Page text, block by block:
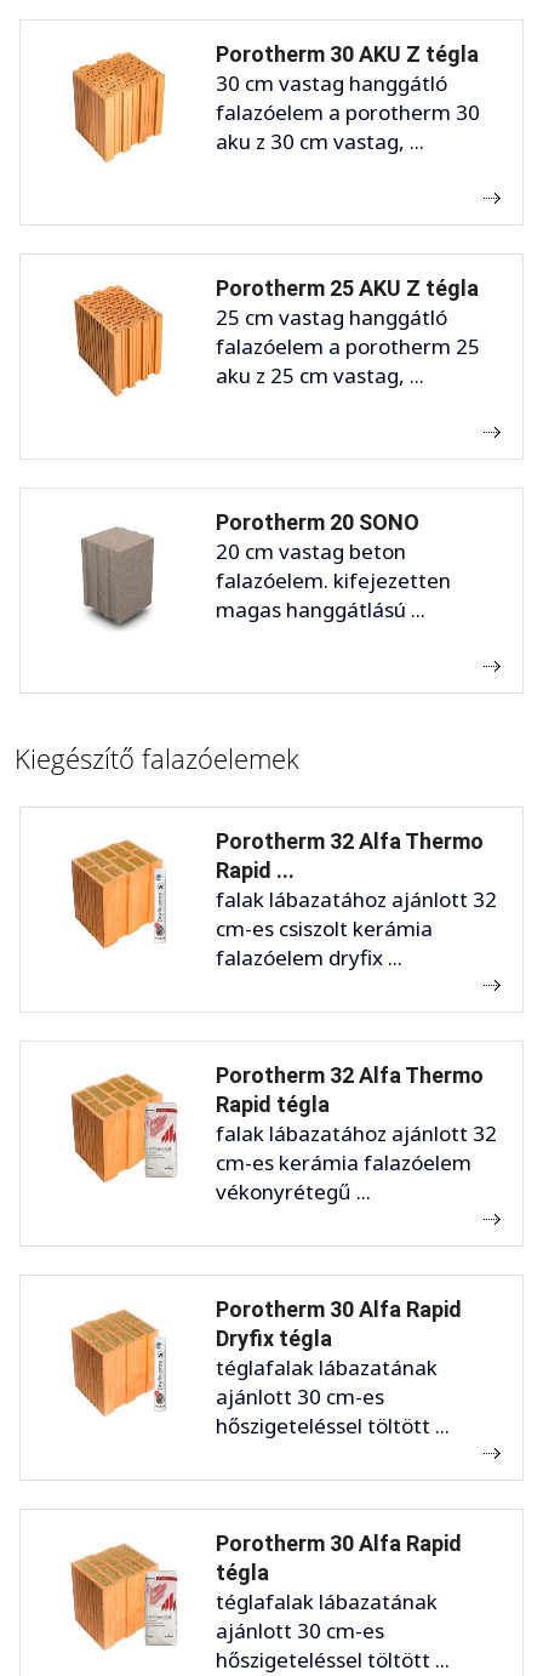
Porotherm 30 AKU Z tégla
30 cm vastag hanggátló
falazóelem a porotherm 30
aku z 30 cm vastag, ...
Porotherm 25 AKU Z tégla
25 cm vastag hanggátló
falazóelem a porotherm 25
aku z 25 cm vastag, ...
Porotherm 20 SONO
20 cm vastag beton
falazóelem. kifejezetten
magas hanggátlású ...
Kiegészítő falazóelemek
Porotherm 32 Alfa Thermo
Rapid ...
falak lábazatához ajánlott 32
cm-es csiszolt kerámia
falazóelem dryfix ...
Porotherm 32 Alfa Thermo
Rapid tégla
falak lábazatához ajánlott 32
cm-es kerámia falazóelem
vékonyrétegű ...
Porotherm 30 Alfa Rapid
Dryfix tégla
téglafalak lábazatának
ajánlott 30 cm-es
hőszigeteléssel töltött ...
Porotherm 30 Alfa Rapid
tégla
téglafalak lábazatának
ajánlott 30 cm-es
hőszigeteléssel töltött ...